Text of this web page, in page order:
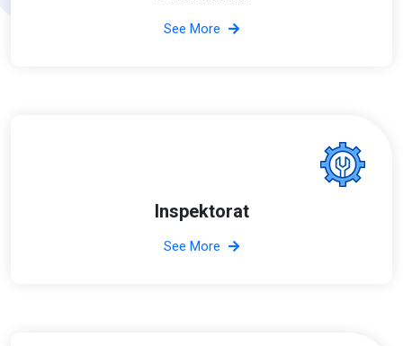
See More
Inspektorat
See More